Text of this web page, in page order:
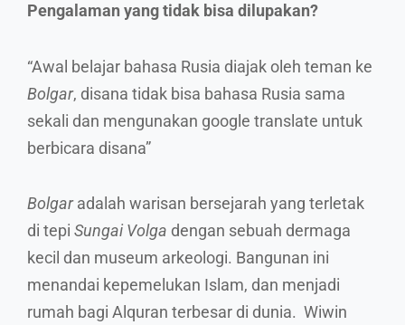
Pengalaman yang tidak bisa dilupakan?
“Awal belajar bahasa Rusia diajak oleh teman ke
Bolgar, disana tidak bisa bahasa Rusia sama
sekali dan mengunakan google translate untuk
berbicara disana”
Bolgaradalah warisan bersejarah yang terletak
di tepi Sungai Volga dengan sebuah dermaga
kecil dan museum arkeologi. Bangunan ini
menandai kepemelukan Islam, dan menjadi
rumah bagi Alquran terbesar di dunia. Wiwin